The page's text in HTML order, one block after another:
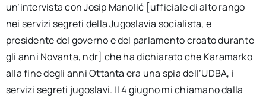
un’intervista con Josip Manolić [ufficiale di alto rango
nei servizi segreti della Jugoslavia socialista, e
presidente del governo e del parlamento croato durante
gli anni Novanta, ndr] che ha dichiarato che Karamarko
alla fine degli anni Ottanta era una spia dell’UDBA, i
servizi segreti jugoslavi. Il 4 giugno mi chiamano dalla